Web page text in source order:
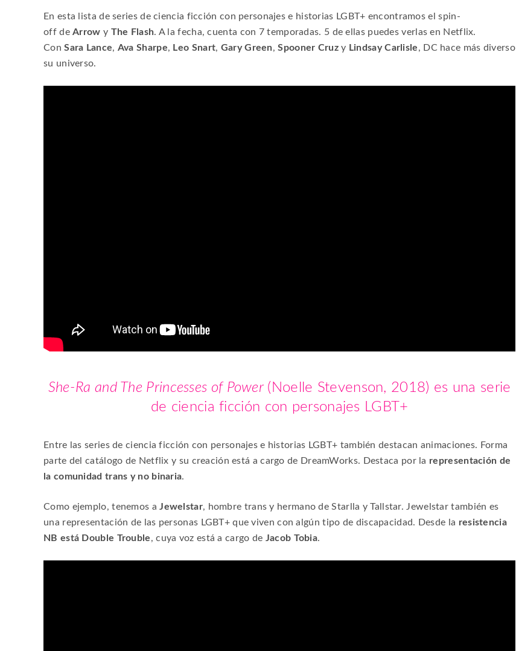
En esta lista de series de ciencia ficción con personajes e historias LGBT+ encontramos elspin-
offdeArrow y The Flash. A la fecha, cuenta con 7 temporadas. 5 de ellas puedes verlas en Netflix.
ConSara Lance, Ava Sharpe, Leo Snart, Gary Green,Spooner Cruzy Lindsay Carlisle, DC hace más diverso
su universo.
She-Ra and The Princesses of Power (Noelle Stevenson, 2018) es una serie
de ciencia ficción con personajes LGBT+
Entre las series de ciencia ficción con personajes e historias LGBT+ también destacan animaciones. Forma
parte del catálogo de Netflix y su creación está a cargo de DreamWorks. Destaca por la representación de
la comunidad trans y no binaria.
Como ejemplo, tenemos aJewelstar, hombre trans y hermano de Starlla y Tallstar. Jewelstar también es
una representación de las personas LGBT+ que viven con algún tipo de discapacidad. Desde la resistencia
NB está Double Trouble, cuya voz está a cargo de Jacob Tobia.